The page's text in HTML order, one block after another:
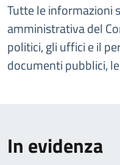
Tutte le informazioni
amministrativa del
politici, gli uffici e il
documenti pubblici,
In evidenza